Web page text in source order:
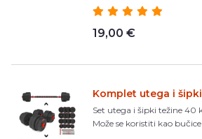
19,00 €
Komplet utega i
Set utega i šipki težine 40
Može se koristiti kao